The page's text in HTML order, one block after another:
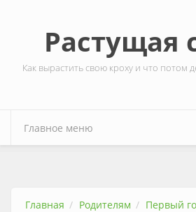
Растущая
Как вырастить свою кроху и что потом
Главная Родителям Первый